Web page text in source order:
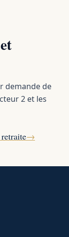
demande de
2 et les
→